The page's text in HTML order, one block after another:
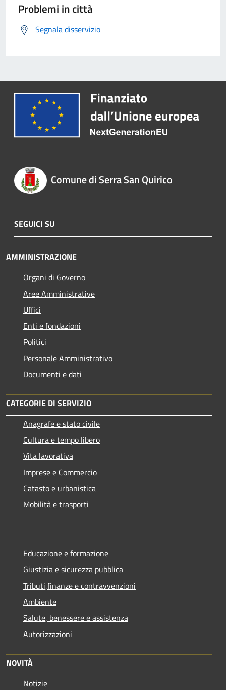
Problemi in città
Segnala disservizio
Comune di Serra San Quirico
SEGUICI SU
AMMINISTRAZIONE
Organi di Governo
Aree Amministrative
Uffici
Enti e fondazioni
Politici
Personale Amministrativo
Documenti e dati
CATEGORIE DI SERVIZIO
Anagrafe e stato civile
Cultura e tempo libero
Vita lavorativa
Imprese e Commercio
Catasto e urbanistica
Mobilità e trasporti
Educazione e formazione
Giustizia e sicurezza pubblica
Tributi,finanze e contravvenzioni
Ambiente
Salute, benessere e assistenza
Autorizzazioni
NOVITÀ
Notizie